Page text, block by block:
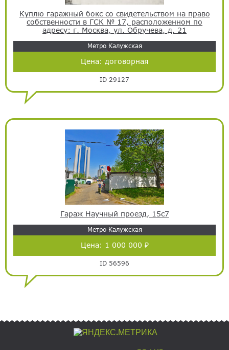
Куплю гаражный бокс со свидетельством на право
собственности в ГСК № 17, расположенном по
адресу: г. Москва, ул. Обручева, д. 21
Метро Калужская
Цена: договорная
ID 29127
Гараж Научный проезд, 15с7
Метро Калужская
Цена: 1 000 000 ₽
ID 56596